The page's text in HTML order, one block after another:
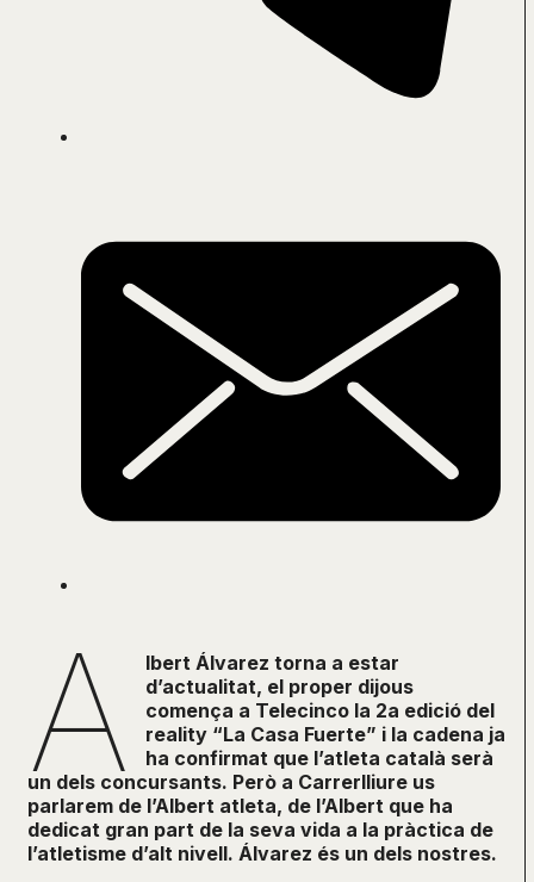
A
lbert Álvarez torna a estar
d’actualitat, el proper dijous
comença a Telecinco la 2a edició del
reality “La Casa Fuerte” i la cadena ja
ha confirmat que l’atleta català serà
un dels concursants. Però a Carrerlliure us
parlarem de l’Albert atleta, de l’Albert que ha
dedicat gran part de la seva vida a la pràctica de
l’atletisme d’alt nivell. Álvarez és un dels nostres.